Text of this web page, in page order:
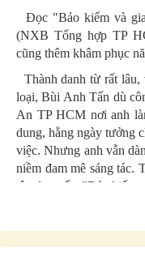
Đọc "Bảo kiếm và
(NXB Tổng hợp TP
cũng thêm khâm phục
Thành danh từ rất lâu,
loại, Bùi Anh Tấn dù
An TP HCM nơi anh
dung, hằng ngày tưởng
việc. Nhưng anh vẫn
niềm đam mê sáng tác.
tận dụng ấy, "Bảo kiếm
vào thế kỷ X trong lịch
sách chính sử của ta